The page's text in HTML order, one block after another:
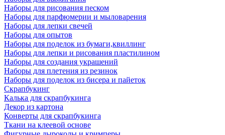
Наборы для рисования песком
Наборы для парфюмерии и мыловарения
Наборы для лепки свечей
Наборы для опытов
Наборы для поделок из бумаги,квиллинг
Наборы для лепки и рисования пластилином
Наборы для создания украшений
Наборы для плетения из резинок
Наборы для поделок из бисера и пайеток
Скрапбукинг
Калька для скрапбукинга
Декор из картона
Конверты для скрапбукинга
Ткани на клеевой основе